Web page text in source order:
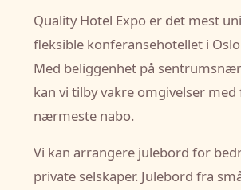
Quality Hotel Expo er det mest
fleksible konferansehotellet i
Med beliggenhet på
kan vi tilby vakre omgivelser
nærmeste nabo.
Vi kan arrangere julebord for
private selskaper. Julebord fra